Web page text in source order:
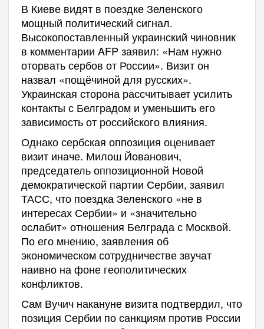
В Киеве видят в поездке Зеленского
мощный политический сигнал.
Высокопоставленный украинский чиновник
в комментарии AFP заявил: «Нам нужно
оторвать сербов от России». Визит он
назвал «пощёчиной для русских».
Украинская сторона рассчитывает усилить
контакты с Белградом и уменьшить его
зависимость от российского влияния.
Однако сербская оппозиция оценивает
визит иначе. Милош Йованович,
председатель оппозиционной Новой
демократической партии Сербии, заявил
ТАСС, что поездка Зеленского «не в
интересах Сербии» и «значительно
ослабит» отношения Белграда с Москвой.
По его мнению, заявления об
экономическом сотрудничестве звучат
наивно на фоне геополитических
конфликтов.
Сам Вучич накануне визита подтвердил, что
позиция Сербии по санкциям против России